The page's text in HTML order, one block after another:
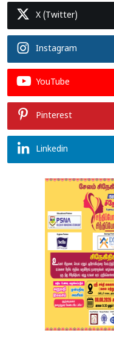
X (Twitter)
Instagram
YouTube
Pinterest
Linkedin